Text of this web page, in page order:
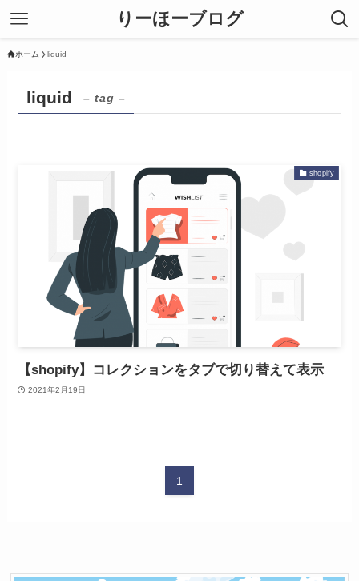
りーほーブログ
ホーム liquid
liquid – tag –
shopify
【shopify】コレクションをタブで切り替えて表示
2021年2月19日
1